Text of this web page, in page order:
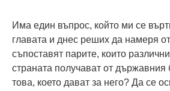
Има един въпрос, който ми се
главата и днес реших да намеря
съпоставят парите, които
страната получават от
това, което дават за него? Да се